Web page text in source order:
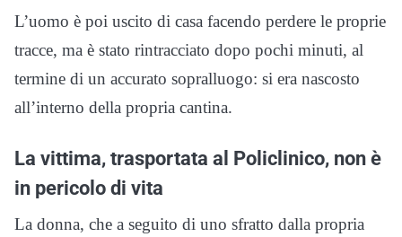
L’uomo è poi uscito di casa facendo perdere le proprie
tracce, ma è stato rintracciato dopo pochi minuti, al
termine di un accurato sopralluogo: si era nascosto
all’interno della propria cantina.
La vittima, trasportata al Policlinico, non è
in pericolo di vita
La donna, che a seguito di uno sfratto dalla propria